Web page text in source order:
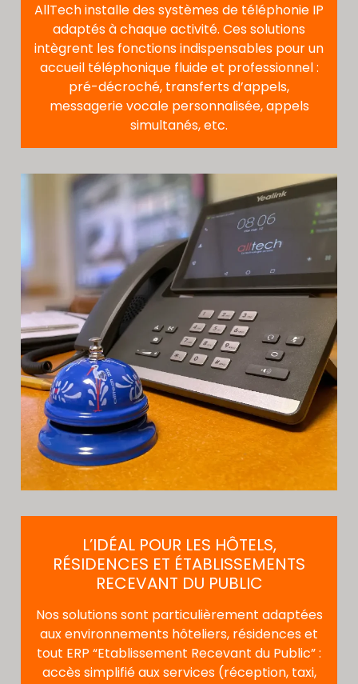
AllTech installe des systèmes de téléphonie IP
adaptés à chaque activité. Ces solutions
intègrent les fonctions indispensables pour un
accueil téléphonique fluide et professionnel :
pré-décroché, transferts d’appels,
messagerie vocale personnalisée, appels
simultanés, etc.
L’IDÉAL POUR LES HÔTELS,
RÉSIDENCES ET ÉTABLISSEMENTS
RECEVANT DU PUBLIC
Nos solutions sont particulièrement adaptées
aux environnements hôteliers, résidences et
tout ERP “Etablissement Recevant du Public” :
accès simplifié aux services (réception, taxi,